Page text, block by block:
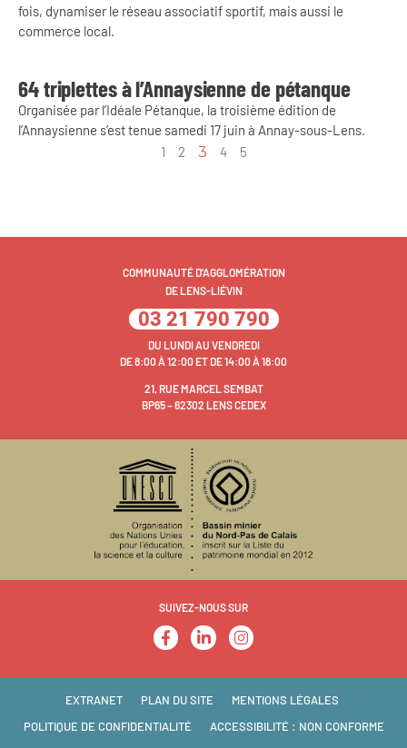
fois, dynamiser le réseau associatif sportif, mais aussi le
commerce local.
64 triplettes à l’Annaysienne de pétanque
Organisée par l’Idéale Pétanque, la troisième édition de
l’Annaysienne s’est tenue samedi 17 juin à Annay-sous-Lens.
1
2 3 4 5
COMMUNAUTÉ D'AGGLOMÉRATION
DE LENS-LIÉVIN
03 21 790 790
DU LUNDI AU VENDREDI
DE 8:00 À 12:00 ET DE 14:00 À 18:00
21, RUE MARCEL SEMBAT
BP65 – 62302 LENS CEDEX
SUIVEZ-NOUS SUR
EXTRANET PLAN DU SITE
MENTIONS LÉGALES
POLITIQUE DE CONFIDENTIALITÉ
ACCESSIBILITÉ : NON CONFORME